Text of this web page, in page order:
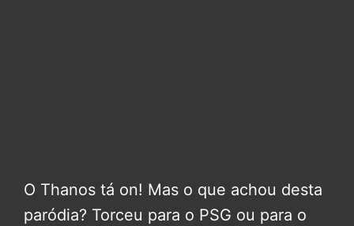
O Thanos tá on! Mas o que achou desta
paródia? Torceu para o PSG ou para o